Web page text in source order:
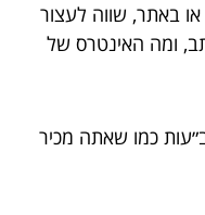
באתר, שווה לעצור
ומה האינטרס של
כמו שאתה מכיר